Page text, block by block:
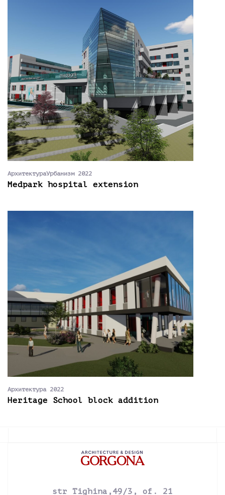
АрхитектураУрбанизм 2022
Medpark hospital extension
Архитектура 2022
Heritage School block addition
str Tighina,49/3, of. 21